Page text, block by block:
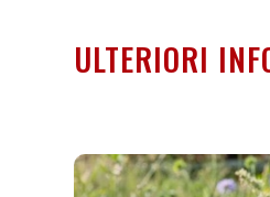
ULTERIORI